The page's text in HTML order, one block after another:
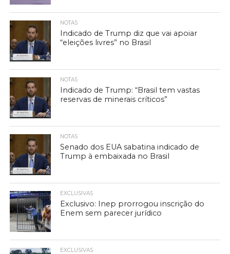
NOTAS
Indicado de Trump diz que vai apoiar
“eleições livres” no Brasil
NOTAS
Indicado de Trump: “Brasil tem vastas
reservas de minerais críticos”
NOTAS
Senado dos EUA sabatina indicado de
Trump à embaixada no Brasil
EXCLUSIVAS
Exclusivo: Inep prorrogou inscrição do
Enem sem parecer jurídico
EXCLUSIVAS